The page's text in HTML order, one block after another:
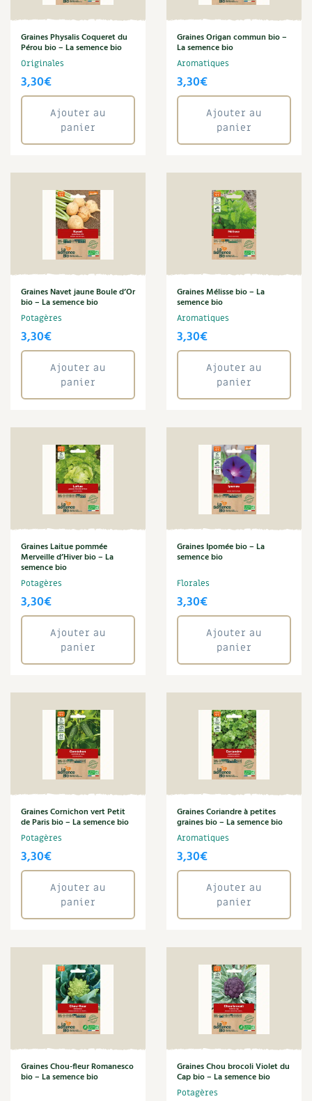
Graines Physalis Coqueret du
Pérou bio – La semence bio
Originales
3,30€
Ajouter au
panier
Graines Origan commun bio –
La semence bio
Aromatiques
3,30€
Ajouter au
panier
Graines Navet jaune Boule d’Or
bio – La semence bio
Potagères
3,30€
Ajouter au
panier
Graines Mélisse bio – La
semence bio
Aromatiques
3,30€
Ajouter au
panier
Graines Laitue pommée
Merveille d’Hiver bio – La
semence bio
Potagères
3,30€
Ajouter au
panier
Graines Ipomée bio – La
semence bio
Florales
3,30€
Ajouter au
panier
Graines Cornichon vert Petit
de Paris bio – La semence bio
Potagères
3,30€
Ajouter au
panier
Graines Coriandre à petites
graines bio – La semence bio
Aromatiques
3,30€
Ajouter au
panier
Graines Chou-fleur Romanesco
bio – La semence bio
Graines Chou brocoli Violet du
Cap bio – La semence bio
Potagères